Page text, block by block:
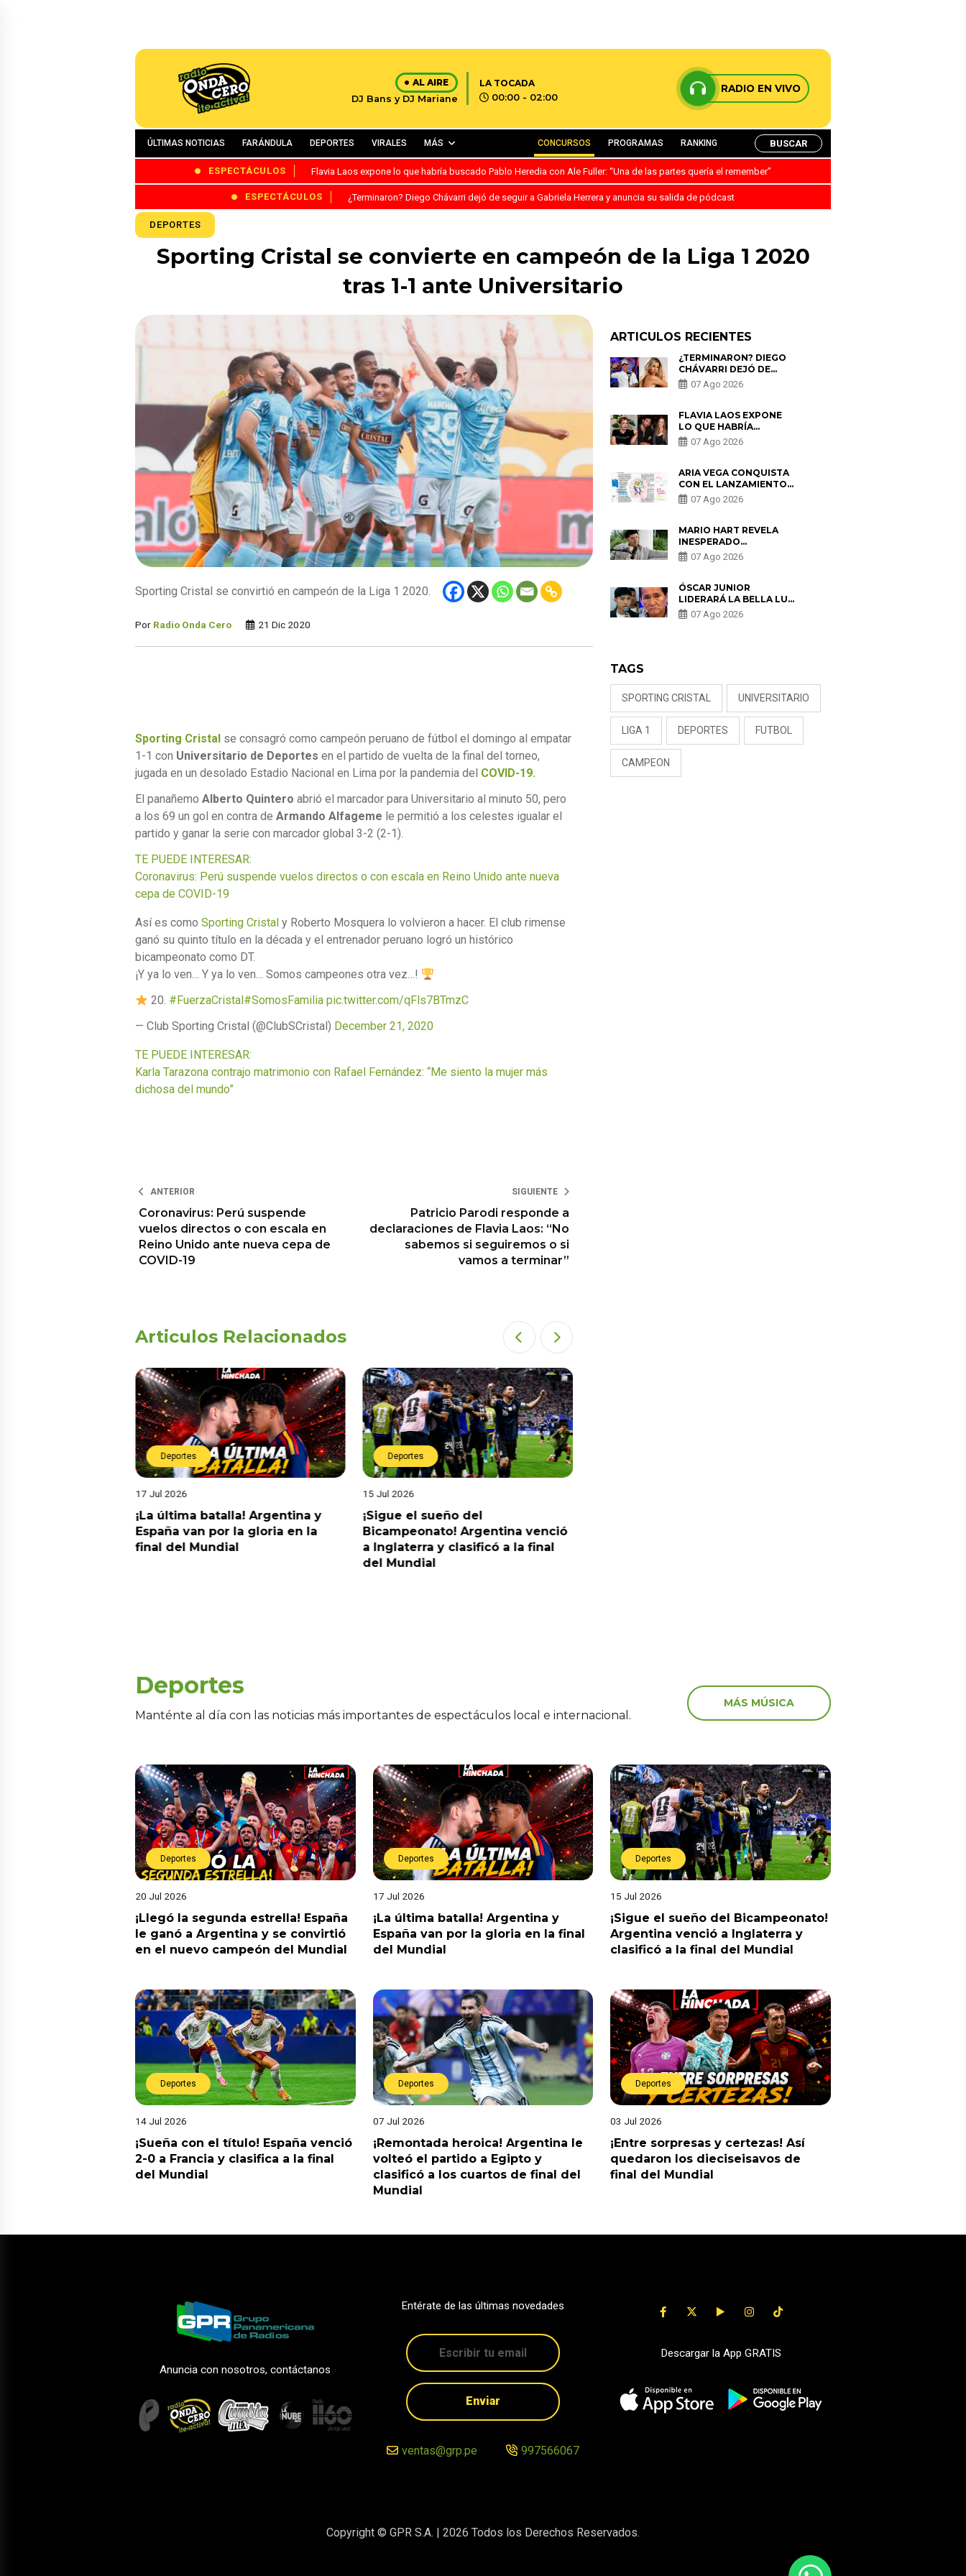
AL AIRE
DJ Bans y DJ Mariane
LA TOCADA
00:00 - 02:00
RADIO EN VIVO
ÚLTIMAS NOTICIAS FARÁNDULA DEPORTES VIRALES MÁS CONCURSOS PROGRAMAS RANKING BUSCAR
ESPECTÁCULOS Flavia Laos expone lo que habría buscado Pablo Heredia con Ale Fuller: “Una de las partes quería el remember”
ESPECTÁCULOS ¿Terminaron? Diego Chávarri dejó de seguir a Gabriela Herrera y anuncia su salida de pódcast
DEPORTES
Sporting Cristal se convierte en campeón de la Liga 1 2020
tras 1-1 ante Universitario
Sporting Cristal se convirtió en campeón de la Liga 1 2020.
Por Radio Onda Cero 21 Dic 2020
Sporting Cristal se consagró como campeón peruano de fútbol el domingo al empatar
1-1 con Universitario de Deportes en el partido de vuelta de la final del torneo,
jugada en un desolado Estadio Nacional en Lima por la pandemia del COVID-19.
El panañemo Alberto Quintero abrió el marcador para Universitario al minuto 50, pero
a los 69 un gol en contra de Armando Alfageme le permitió a los celestes igualar el
partido y ganar la serie con marcador global 3-2 (2-1).
TE PUEDE INTERESAR:
Coronavirus: Perú suspende vuelos directos o con escala en Reino Unido ante nueva
cepa de COVID-19
Así es como Sporting Cristal y Roberto Mosquera lo volvieron a hacer. El club rimense
ganó su quinto título en la década y el entrenador peruano logró un histórico
bicampeonato como DT.
¡Y ya lo ven… Y ya lo ven… Somos campeones otra vez…!
20. #FuerzaCristal#SomosFamilia pic.twitter.com/qFls7BTmzC
— Club Sporting Cristal (@ClubSCristal) December 21, 2020
TE PUEDE INTERESAR:
Karla Tarazona contrajo matrimonio con Rafael Fernández: “Me siento la mujer más
dichosa del mundo”
ANTERIOR
Coronavirus: Perú suspende
vuelos directos o con escala en
Reino Unido ante nueva cepa de
COVID-19
SIGUIENTE
Patricio Parodi responde a
declaraciones de Flavia Laos: “No
sabemos si seguiremos o si
vamos a terminar”
Articulos Relacionados
Deportes
17 Jul 2026
¡La última batalla! Argentina y
España van por la gloria en la
final del Mundial
Deportes
15 Jul 2026
¡Sigue el sueño del
Bicampeonato! Argentina venció
a Inglaterra y clasificó a la final
del Mundial
ARTICULOS RECIENTES
¿TERMINARON? DIEGO
CHÁVARRI DEJÓ DE
SEGUIR A GABRIELA
HERRERA Y ANUNCIA SU
07 Ago 2026
FLAVIA LAOS EXPONE
LO QUE HABRÍA
BUSCADO PABLO
HEREDIA CON ALE
PARTES QUERÍA EL
REMEMBER”
07 Ago 2026
ARIA VEGA CONQUISTA
CON EL LANZAMIENTO
DE “TOTOTO (+4)”
07 Ago 2026
MARIO HART REVELA
INESPERADO
PROBLEMA DE SALUD
ANTES DE SEPARARSE
ENCONTRARON UN
TUMOR”
07 Ago 2026
ÓSCAR JUNIOR
LIDERARÁ LA BELLA LUZ
TRAS SALIDA DE SU
PADRE POR POLÉMICA
07 Ago 2026
TAGS
SPORTING CRISTAL UNIVERSITARIO
LIGA 1 DEPORTES FUTBOL
CAMPEON
Deportes
Manténte al día con las noticias más importantes de espectáculos local e internacional.
MÁS MÚSICA
Deportes
20 Jul 2026
¡Llegó la segunda estrella! España
le ganó a Argentina y se convirtió
en el nuevo campeón del Mundial
Deportes
17 Jul 2026
¡La última batalla! Argentina y
España van por la gloria en la final
del Mundial
Deportes
15 Jul 2026
¡Sigue el sueño del Bicampeonato!
Argentina venció a Inglaterra y
clasificó a la final del Mundial
Deportes
14 Jul 2026
¡Sueña con el título! España venció
2-0 a Francia y clasifica a la final
del Mundial
Deportes
07 Jul 2026
¡Remontada heroica! Argentina le
volteó el partido a Egipto y
clasificó a los cuartos de final del
Mundial
Deportes
03 Jul 2026
¡Entre sorpresas y certezas! Así
quedaron los dieciseisavos de
final del Mundial
Anuncia con nosotros, contáctanos
Entérate de las últimas novedades
Enviar
ventas@grp.pe 997566067
Descargar la App GRATIS
Copyright © GPR S.A. | 2026 Todos los Derechos Reservados.